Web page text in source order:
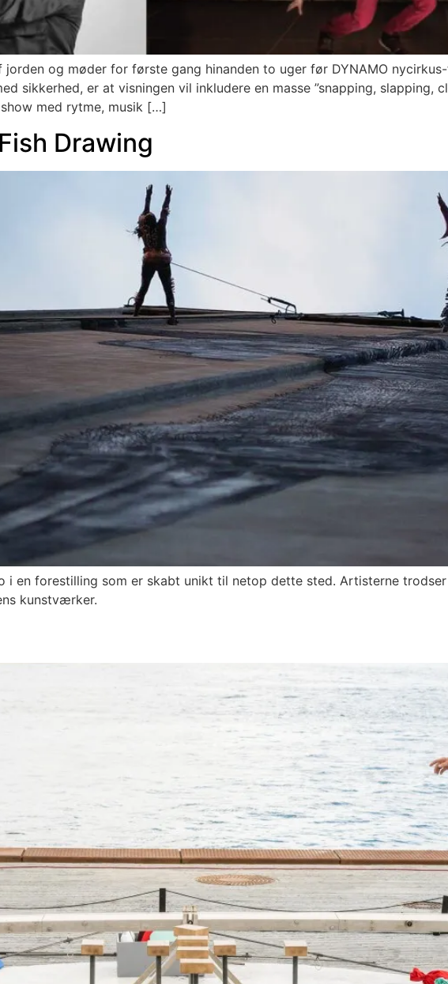
og møder for første gang hinanden to uger før DYNAMO
sikkerhed, er at visningen vil inkludere en masse ”snapping, slapping,
med rytme, musik […]
Drawing
i en forestilling som er skabt unikt til netop dette sted. Artisterne
kunstværker.